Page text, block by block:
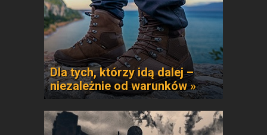
Dla tych, którzy idą dalej –
niezależnie od warunków »